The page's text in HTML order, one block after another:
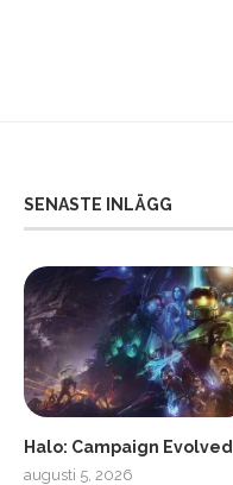
SENASTE INLÄGG
Halo: Campaign Evolved
augusti 5, 2026